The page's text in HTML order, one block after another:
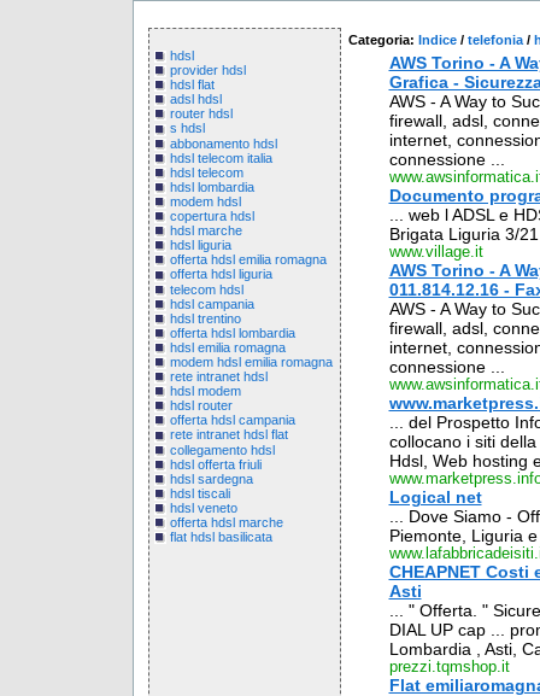
hdsl
provider hdsl
hdsl flat
adsl hdsl
router hdsl
s hdsl
abbonamento hdsl
hdsl telecom italia
hdsl telecom
hdsl lombardia
modem hdsl
copertura hdsl
hdsl marche
hdsl liguria
offerta hdsl emilia romagna
offerta hdsl liguria
telecom hdsl
hdsl campania
hdsl trentino
offerta hdsl lombardia
hdsl emilia romagna
modem hdsl emilia romagna
rete intranet hdsl
hdsl modem
hdsl router
offerta hdsl campania
rete intranet hdsl flat
collegamento hdsl
hdsl offerta friuli
hdsl sardegna
hdsl tiscali
hdsl veneto
offerta hdsl marche
flat hdsl basilicata
Categoria: Indice / telefonia /
AWS Torino - A
Grafica -
AWS - A Way to
firewall, adsl,
internet,
connessione ...
Documento
... web l ADSL e
Brigata Liguria 3/
www.village.it
AWS Torino - A
011.814.12.16 -
AWS - A Way to
firewall, adsl,
internet,
connessione ...
... del Prospetto
collocano i siti
Hdsl, Web hosting
Logical net
... Dove Siamo -
Piemonte, Liguria
CHEAPNET
Asti
... " Offerta. "
DIAL UP cap ...
Lombardia , Asti,
prezzi.tqmshop.it
Flat